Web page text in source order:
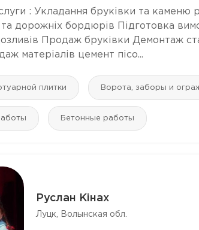
: Укладання бруківки та каменю
дорожніх бордюрів Підготовка
Продаж бруківки Демонтаж
матеріалів цемент пісо...
плитки Ворота, заборы и
Бетонные работы
Руслан Кінах
Луцк, Волынская обл.